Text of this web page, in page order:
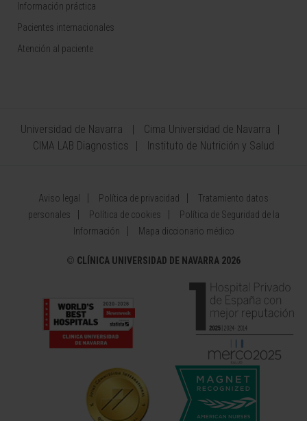
Información práctica
Pacientes internacionales
Atención al paciente
Universidad de Navarra
Cima Universidad de Navarra
CIMA LAB Diagnostics
Instituto de Nutrición y Salud
Aviso legal Política de privacidad
Tratamiento datos
personales
Política de cookies
Política de Seguridad de la
Información
Mapa diccionario médico
© CLÍNICA UNIVERSIDAD DE NAVARRA 2026